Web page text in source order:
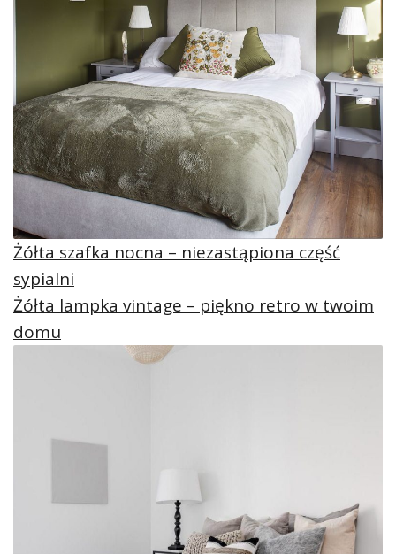
Żółta szafka nocna – niezastąpiona część
sypialni
Żółta lampka vintage – piękno retro w twoim
domu